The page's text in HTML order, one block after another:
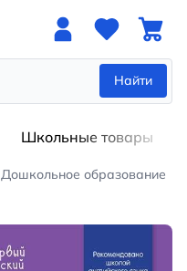
Найти
Школьные товары
Дошкольное образование